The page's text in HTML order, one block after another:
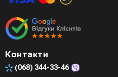
Контакти
(068) 344-33-46